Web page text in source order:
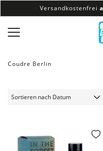
Versandkostenfrei
100% veganes &
Versandkostenfrei
Coudre Berlin